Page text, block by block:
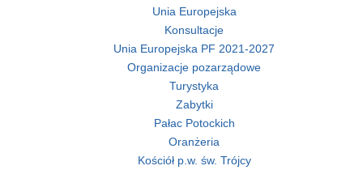
Unia Europejska
Konsultacje
Unia Europejska PF 2021-2027
Organizacje pozarządowe
Turystyka
Zabytki
Pałac Potockich
Oranżeria
Kościół p.w. św. Trójcy